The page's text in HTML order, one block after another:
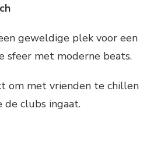
geweldige plek voor een
sfeer met moderne beats.
om met vrienden te chillen
de clubs ingaat.